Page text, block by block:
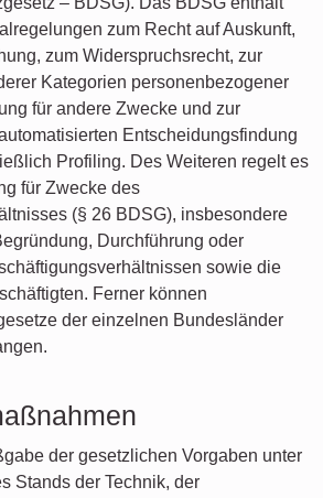
zum Recht auf Auskunft,
zum Widerspruchsrecht, zur
Kategorien personenbezogener
für andere Zwecke und zur
Entscheidungsfindung
Profiling. Des Weiteren regelt es
für Zwecke des
(§ 26 BDSG), insbesondere
Durchführung oder
sowie die
Ferner können
der einzelnen Bundesländer
der gesetzlichen Vorgaben unter
Stands der Technik, der